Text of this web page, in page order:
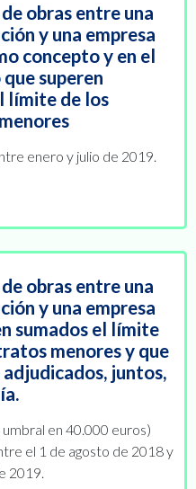
obras entre una
y una empresa
concepto y en el
superen
límite de los
enero y julio de 2019.
obras entre una
y una empresa
sumados el límite
menores y que
adjudicados, juntos,
en 40.000 euros)
el 1 de agosto de 2018 y
2019.